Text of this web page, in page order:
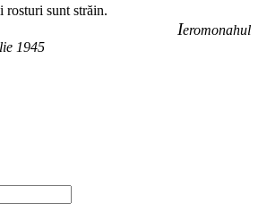
rosturi sunt străin.
Ieromonahul
1945